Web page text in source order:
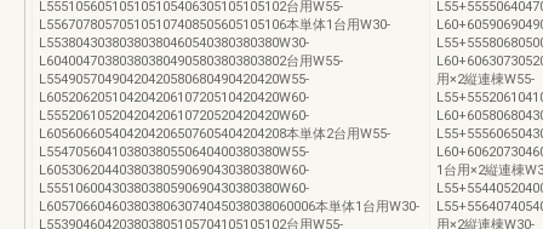
L555105605105105105406305105105102台用W55-
L556707805705105107408505605105106本単体1台用W30-
L55380430380380380460540380380380W30-
L604004703803803804905803803803802台用W55-
L55490570490420420580680490420420W55-
L60520620510420420610720510420420W60-
L55520610520420420610720520420420W60-
L605606605404204206507605404204208本単体2台用W55-
L55470560410380380550640400380380W55-
L60530620440380380590690430380380W60-
L55510600430380380590690430380380W60-
L6057066046038038063074045038038060006本単体1台用W30-
L553904604203803805105704105105102台用W55-
用×2縦連棟W55-
1台用×2縦連棟
用×2縦連棟W30-